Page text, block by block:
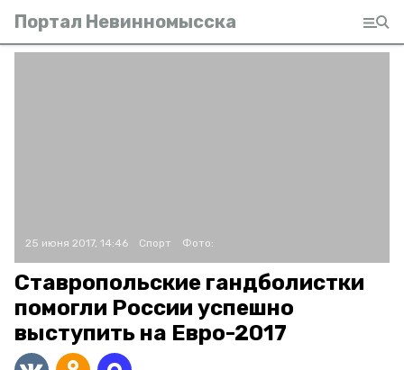
Портал Невинномысска
25 июня 2017, 14:46 Спорт Фото:
Ставропольские гандболистки
помогли России успешно
выступить на Евро-2017